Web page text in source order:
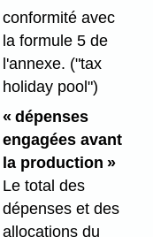
conformité avec
la formule 5 de
l'annexe. ("tax
holiday pool")
« dépenses
engagées avant
la production »
Le total des
dépenses et des
allocations du